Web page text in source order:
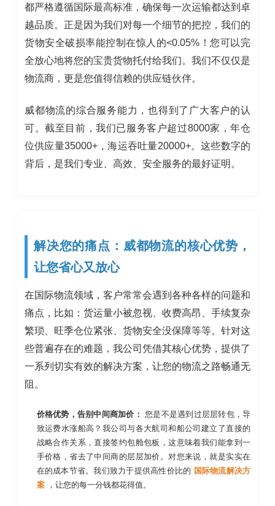
都严格遵循国际最高标准，确保每一次运输都达到卓
越品质。正是因为我们对每一个细节的把控，我们的
货物安全破损率能控制在惊人的<0.05%！您可以完
全放心地将您的宝贵货物托付给我们。我们不仅仅是
物流商，更是您值得信赖的供应链伙伴。
威都物流的综合服务能力，也得到了广大客户的认
可。截至目前，我们已服务客户超过8000家，年仓
位供应量35000+，海运吞吐量20000+。这些数字的
背后，是我们专业、高效、安全服务的最好证明。
解决您的痛点：威都物流的核心优势，
让您省心又放心
在国际物流领域，客户常常会遇到各种各样的问题和
痛点，比如：货运量小被忽视、收费高昂、手续复杂
繁琐、旺季仓位紧张、货物安全没保障等等。针对这
些普遍存在的难题，我公司凭借其核心优势，提供了
一系列切实有效的解决方案，让您的物流之路畅通无
阻。
价格优势，告别中间商加价： 您是不是遇到过层层转包，导
致运费水涨船高？我公司与各大航司和船公司建立了直接的
战略合作关系，直接签约包舱包板，这意味着我们能拿到一
手价格，省去了中间商的层层加价。对您来说，就是实实在
在的成本节省。我们致力于提供高性价比的 国际物流解决方
案 ，让您的每一分钱都花得值。